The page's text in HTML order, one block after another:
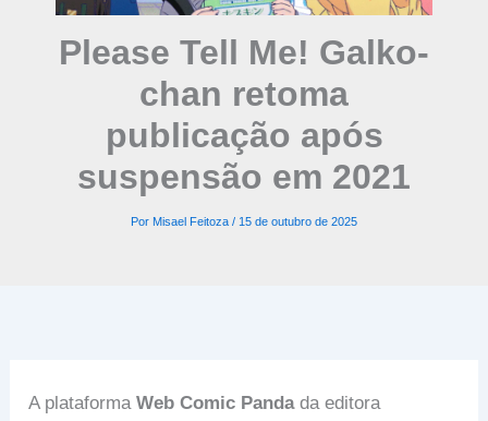
Please Tell Me! Galko-
chan retoma
publicação após
suspensão em 2021
Por Misael Feitoza / 15 de outubro de 2025
A plataformaWeb Comic Pandada editora